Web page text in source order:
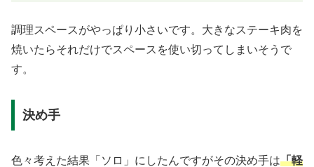
調理スペースがやっぱり小さいです。大きなステーキ肉を
焼いたらそれだけでスペースを使い切ってしまいそうで
す。
決め手
色々考えた結果「ソロ」にしたんですがその決め手は「軽